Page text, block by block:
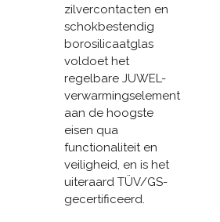
zilvercontacten en
schokbestendig
borosilicaatglas
voldoet het
regelbare JUWEL-
verwarmingselement
aan de hoogste
eisen qua
functionaliteit en
veiligheid, en is het
uiteraard TÜV/GS-
gecertificeerd.